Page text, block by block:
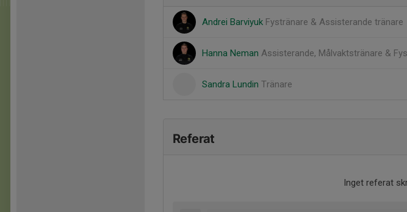
Andrei Barviyuk Fystränare & Assisterande tränare
Hanna Neman Assisterande, Målvaktstränare &
Sandra Lundin Tränare
Referat
Inget referat